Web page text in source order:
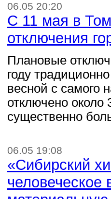
06.05 20:20
С 11 мая в
отключения
Плановые
году
весной с самого
отключено
существенно
06.05 19:08
«Сибирский
человеческое